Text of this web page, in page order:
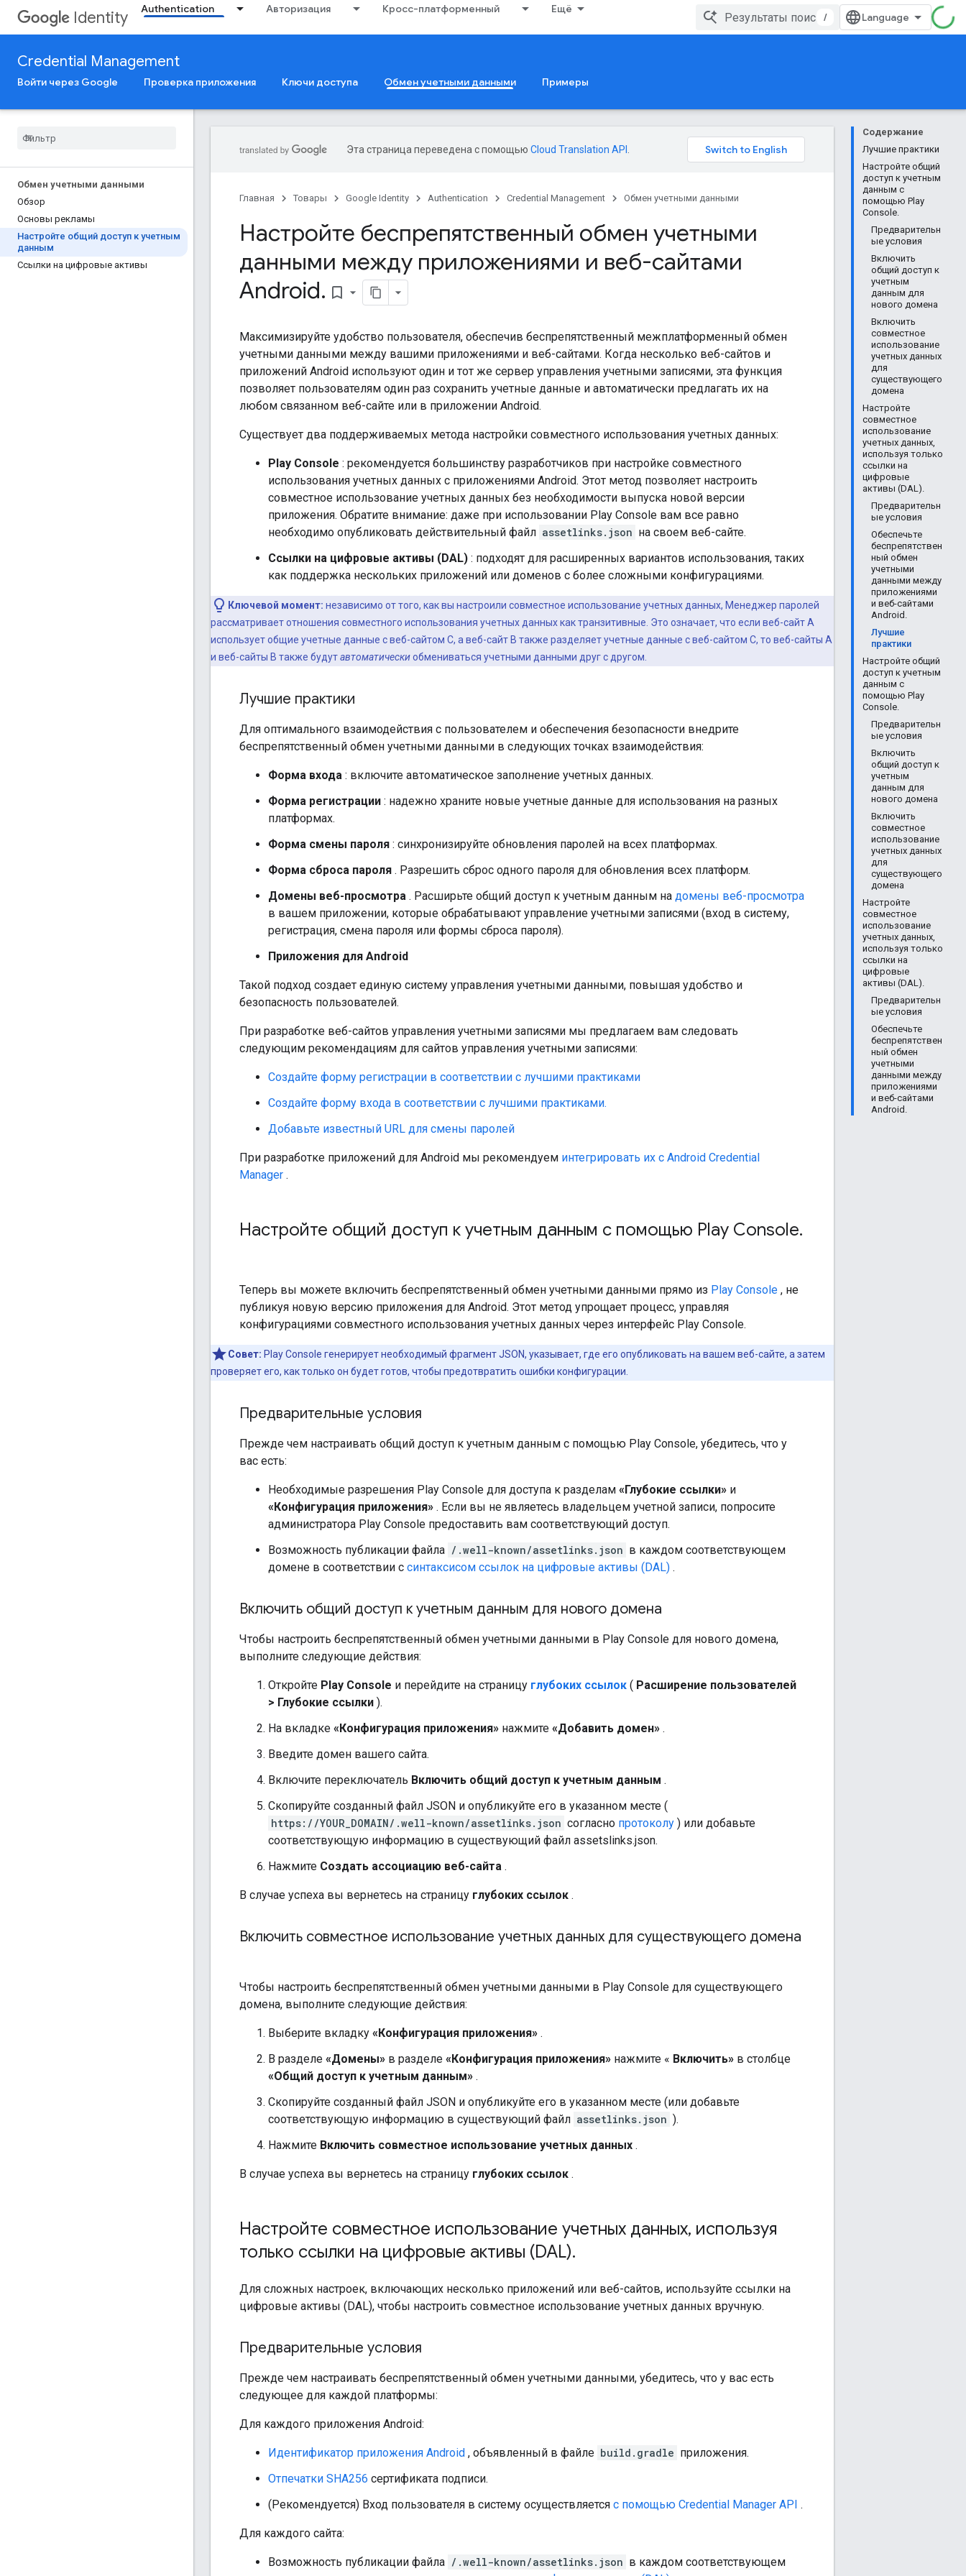
Identity Authentication Авторизация Кросс-платформенный Ещё
/
Credential Management
Войти через Google Проверка приложения Ключи доступа Обмен учетными данными Примеры
Обмен учетными данными
Обзор
Основы рекламы
Настройте общий доступ к учетным
данным
Ссылки на цифровые активы
Содержание
Лучшие практики
Настройте общий
доступ к учетным
данным с
помощью Play
Console.
Предварительн
ые условия
Включить
общий доступ к
учетным
данным для
нового домена
Включить
совместное
использование
учетных данных
для
существующего
домена
Настройте
совместное
использование
учетных данных,
используя только
ссылки на
цифровые
активы (DAL).
Предварительн
ые условия
Обеспечьте
беспрепятствен
ный обмен
учетными
данными между
приложениями
и веб-сайтами
Android.
Лучшие
практики
Настройте общий
доступ к учетным
данным с
помощью Play
Console.
Предварительн
ые условия
Включить
общий доступ к
учетным
данным для
нового домена
Включить
совместное
использование
учетных данных
для
существующего
домена
Настройте
совместное
использование
учетных данных,
используя только
ссылки на
цифровые
активы (DAL).
Предварительн
ые условия
Обеспечьте
беспрепятствен
ный обмен
учетными
данными между
приложениями
и веб-сайтами
Android.
Эта страница переведена с помощью Cloud Translation API
Главная Товары Google Identity Authentication Credential Management Обмен учетными данными
Настройте беспрепятственный обмен учетными
данными между приложениями и веб-сайтами
Android. bookmark_border
Максимизируйте удобство пользователя, обеспечив беспрепятственный межплатформенный обмен
учетными данными между вашими приложениями и веб-сайтами. Когда несколько веб-сайтов и
приложений Android используют один и тот же сервер управления учетными записями, эта функция
позволяет пользователям один раз сохранить учетные данные и автоматически предлагать их на
любом связанном веб-сайте или в приложении Android.
Существует два поддерживаемых метода настройки совместного использования учетных данных:
Play Console : рекомендуется большинству разработчиков при настройке совместного
использования учетных данных с приложениями Android. Этот метод позволяет настроить
совместное использование учетных данных без необходимости выпуска новой версии
приложения. Обратите внимание: даже при использовании Play Console вам все равно
необходимо опубликовать действительный файл assetlinks.json на своем веб-сайте.
Ссылки на цифровые активы (DAL) : подходят для расширенных вариантов использования, таких
как поддержка нескольких приложений или доменов с более сложными конфигурациями.
Ключевой момент: независимо от того, как вы настроили совместное использование учетных данных, Менеджер паролей
рассматривает отношения совместного использования учетных данных как транзитивные. Это означает, что если веб-сайт A
использует общие учетные данные с веб-сайтом C, а веб-сайт B также разделяет учетные данные с веб-сайтом C, то веб-сайты A
и веб-сайты B также будутавтоматическиобмениваться учетными данными друг с другом.
Лучшие практики
Для оптимального взаимодействия с пользователем и обеспечения безопасности внедрите
беспрепятственный обмен учетными данными в следующих точках взаимодействия:
Форма входа : включите автоматическое заполнение учетных данных.
Форма регистрации : надежно храните новые учетные данные для использования на разных
платформах.
Форма смены пароля : синхронизируйте обновления паролей на всех платформах.
Форма сброса пароля . Разрешить сброс одного пароля для обновления всех платформ.
Домены веб-просмотра . Расширьте общий доступ к учетным данным на домены веб-просмотра
в вашем приложении, которые обрабатывают управление учетными записями (вход в систему,
регистрация, смена пароля или формы сброса пароля).
Приложения для Android
Такой подход создает единую систему управления учетными данными, повышая удобство и
безопасность пользователей.
При разработке веб-сайтов управления учетными записями мы предлагаем вам следовать
следующим рекомендациям для сайтов управления учетными записями:
Создайте форму регистрации в соответствии с лучшими практиками
Создайте форму входа в соответствии с лучшими практиками.
Добавьте известный URL для смены паролей
При разработке приложений для Android мы рекомендуем интегрировать их с Android Credential
Manager .
Настройте общий доступ к учетным данным с помощью Play Console.
Теперь вы можете включить беспрепятственный обмен учетными данными прямо из Play Console , не
публикуя новую версию приложения для Android. Этот метод упрощает процесс, управляя
конфигурациями совместного использования учетных данных через интерфейс Play Console.
Совет: Play Console генерирует необходимый фрагмент JSON, указывает, где его опубликовать на вашем веб-сайте, а затем
проверяет его, как только он будет готов, чтобы предотвратить ошибки конфигурации.
Предварительные условия
Прежде чем настраивать общий доступ к учетным данным с помощью Play Console, убедитесь, что у
вас есть:
Необходимые разрешения Play Console для доступа к разделам «Глубокие ссылки» и
«Конфигурация приложения» . Если вы не являетесь владельцем учетной записи, попросите
администратора Play Console предоставить вам соответствующий доступ.
Возможность публикации файла /.well-known/assetlinks.json в каждом соответствующем
домене в соответствии с синтаксисом ссылок на цифровые активы (DAL) .
Включить общий доступ к учетным данным для нового домена
Чтобы настроить беспрепятственный обмен учетными данными в Play Console для нового домена,
выполните следующие действия:
Откройте Play Console и перейдите на страницу глубоких ссылок ( Расширение пользователей
> Глубокие ссылки ).
На вкладке «Конфигурация приложения» нажмите «Добавить домен» .
Введите домен вашего сайта.
Включите переключатель Включить общий доступ к учетным данным .
Скопируйте созданный файл JSON и опубликуйте его в указанном месте (
https://YOUR_DOMAIN/.well-known/assetlinks.json согласно протоколу ) или добавьте
соответствующую информацию в существующий файл assetslinks.json.
Нажмите Создать ассоциацию веб-сайта .
В случае успеха вы вернетесь на страницу глубоких ссылок .
Включить совместное использование учетных данных для существующего домена
Чтобы настроить беспрепятственный обмен учетными данными в Play Console для существующего
домена, выполните следующие действия:
Выберите вкладку «Конфигурация приложения» .
В разделе «Домены» в разделе «Конфигурация приложения» нажмите « Включить» в столбце
«Общий доступ к учетным данным» .
Скопируйте созданный файл JSON и опубликуйте его в указанном месте (или добавьте
соответствующую информацию в существующий файл assetlinks.json ).
Нажмите Включить совместное использование учетных данных .
В случае успеха вы вернетесь на страницу глубоких ссылок .
Настройте совместное использование учетных данных, используя
только ссылки на цифровые активы (DAL).
Для сложных настроек, включающих несколько приложений или веб-сайтов, используйте ссылки на
цифровые активы (DAL), чтобы настроить совместное использование учетных данных вручную.
Предварительные условия
Прежде чем настраивать беспрепятственный обмен учетными данными, убедитесь, что у вас есть
следующее для каждой платформы:
Для каждого приложения Android:
Идентификатор приложения Android , объявленный в файле build.gradle приложения.
Отпечатки SHA256 сертификата подписи.
(Рекомендуется) Вход пользователя в систему осуществляется с помощью Credential Manager API .
Для каждого сайта:
Возможность публикации файла /.well-known/assetlinks.json в каждом соответствующем